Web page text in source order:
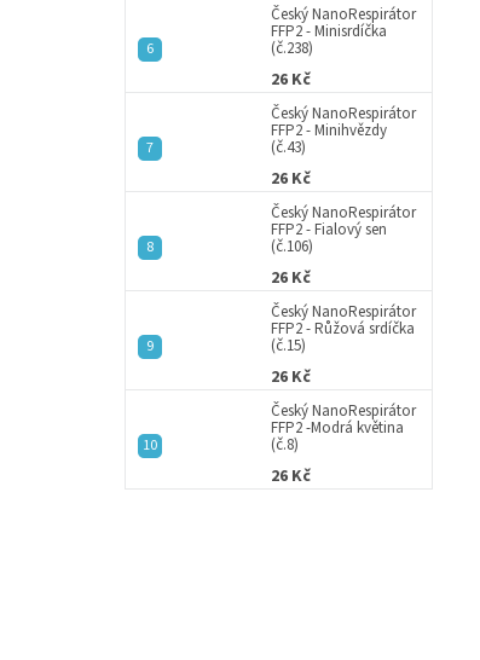
Český NanoRespirátor
FFP2 - Minisrdíčka
(č.238)
26 Kč
Český NanoRespirátor
FFP2 - Minihvězdy
(č.43)
26 Kč
Český NanoRespirátor
FFP2 - Fialový sen
(č.106)
26 Kč
Český NanoRespirátor
FFP2 - Růžová srdíčka
(č.15)
26 Kč
Český NanoRespirátor
FFP2 -Modrá květina
(č.8)
26 Kč